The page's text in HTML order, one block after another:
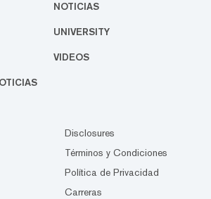
NOTICIAS
UNIVERSITY
VIDEOS
Disclosures
Términos y Condiciones
Política de Privacidad
Carreras